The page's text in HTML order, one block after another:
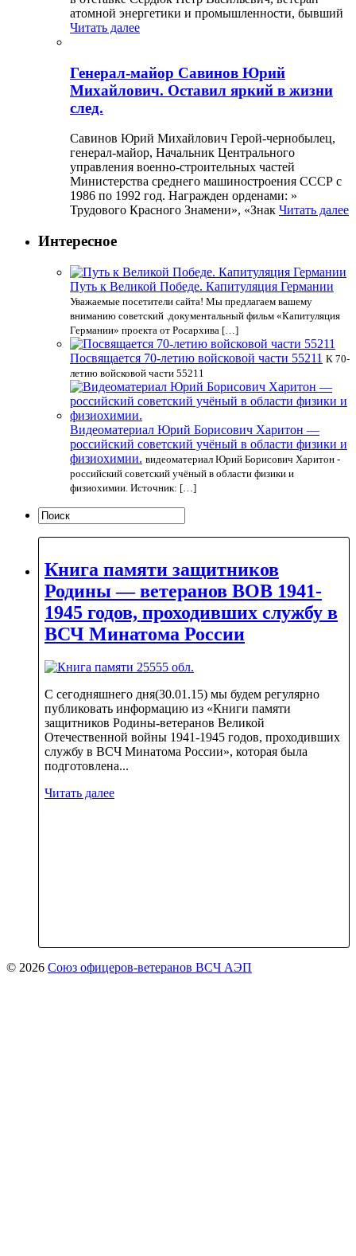
атомной энергетики и промышленности, бывший
Читать далее
Генерал-майор Савинов Юрий
Михайлович. Оставил яркий в жизни
след.
Савинов Юрий Михайлович Герой-чернобылец,
генерал-майор, Начальник Центрального
управления военно-строительных частей
Министерства среднего машиностроения СССР с
1986 по 1992 год. Награжден орденами: »
Трудового Красного Знамени», «Знак Читать далее
Интересное
Путь к Великой Победе. Капитуляция Германии
Уважаемые посетители сайта! Мы предлагаем вашему
вниманию советский .документальный фильм «Капитуляция
Германии» проекта от Росархива […]
Посвящается 70-летию войсковой части 55211 К 70-
летию войсковой части 55211
Видеоматериал Юрий Борисович Харитон —
российский советский учёный в области физики и
физиохимии. видеоматериал Юрий Борисович Харитон -
российский советский учёный в области физики и
физиохимии. Источник: […]
Книга памяти защитников
Родины — ветеранов ВОВ 1941-
1945 годов, проходивших службу в
ВСЧ Минатома России
С сегодняшнего дня(30.01.15) мы будем регулярно
публиковать информацию из «Книги памяти
защитников Родины-ветеранов Великой
Отечественной войны 1941-1945 годов, проходивших
службу в ВСЧ Минатома России», которая была
подготовлена...
Читать далее
© 2026 Союз офицеров-ветеранов ВСЧ АЭП